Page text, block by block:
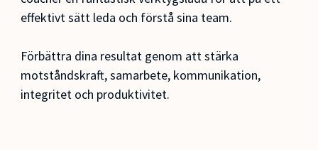
effektivt sätt leda och förstå sina team.
Förbättra dina resultat genom att stärka
motståndskraft, samarbete, kommunikation,
integritet och produktivitet.